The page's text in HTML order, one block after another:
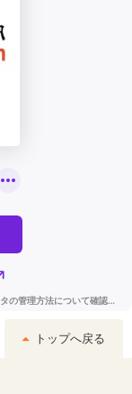
トップへ戻る